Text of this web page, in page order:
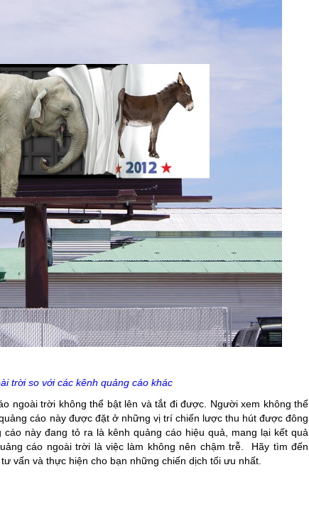
trời so với các kênh quảng cáo khác
ngoài trời không thể bật lên và tắt đi được. Người xem không thể
cáo này được đặt ở những vị trí chiến lược thu hút được đông
này đang tỏ ra là kênh quảng cáo hiệu quả, mang lại kết quả
cáo ngoài trời là việc làm không nên chậm trễ. Hãy tìm đến
vấn và thực hiện cho bạn những chiến dịch tối ưu nhất.